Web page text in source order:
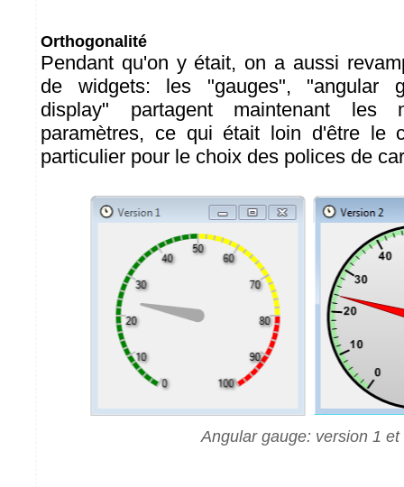
Orthogonalité
Pendant qu'on y était, on a aussi
de widgets: les "gauges", "angular
display" partagent maintenant les
paramètres, ce qui était loin d'être le
particulier pour le choix des polices de
Angular gauge: version 1 et